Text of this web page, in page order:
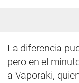
La diferencia
pero en el
a Vaporaki,